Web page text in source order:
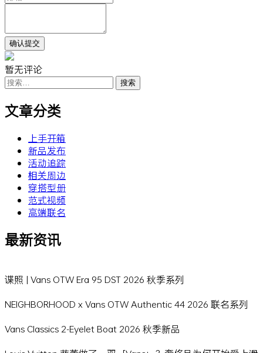
暂无评论
搜
索：
文章分类
上手开箱
新品发布
活动追踪
相关周边
穿搭型册
范式视频
高端联名
最新资讯
谍照 | Vans OTW Era 95 DST 2026 秋季系列
NEIGHBORHOOD x Vans OTW Authentic 44 2026 联名系列
Vans Classics 2-Eyelet Boat 2026 秋季新品